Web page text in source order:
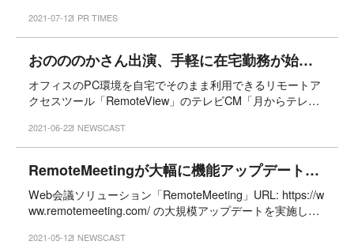
m）は、コロナ禍で日常に浸透してきたテレワークをより安
全に利用できるよう株式会社日立ソリューションズ（本
社：本社：東京都品川区、取締役社長：山本 二雄／以下、
日立ソリューションズ）の情報漏洩防止ソリューション
「秘文」との連携を開始しました。
2021-07-12 PR TIMES
おのののかさん出演、手軽に在宅勤務が始められる！リモートアクセス「RemoteView」テレビCMを北海道と福岡にて6月22日（火）より放映開始！
オフィスのPC環境を自宅でそのまま利用できるリモートア
クセスツール「RemoteView」のテレビCM「月からテレワ
を開始します。
2021-06-22 NEWSCAST
RemoteMeetingが大幅に機能アップデート！AIを活用し、より使いやすく進化
Web会議ソリューション「RemoteMeeting」URL: https://w
ww.remotemeeting.com/ の大規模アップデートを実施しま
2021-05-12 NEWSCAST